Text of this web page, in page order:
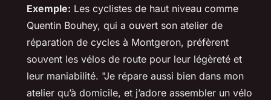
Exemple: Les cyclistes de haut niveau comme
Quentin Bouhey, qui a ouvert son atelier de
réparation de cycles à Montgeron, préfèrent
souvent les vélos de route pour leur légèreté et
leur maniabilité. "Je répare aussi bien dans mon
atelier qu’à domicile, et j’adore assembler un vélo